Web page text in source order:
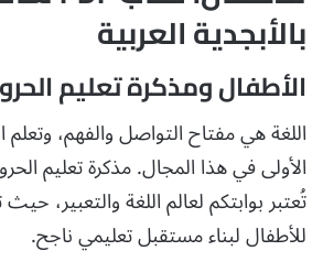
بالأبجدية العربية
الأطفال ومذكرة تعليم
اللغة هي مفتاح التواصل والفهم،
الأولى في هذا المجال. مذكرة تعليم
تُعتبر بوابتكم لعالم اللغة والتعبير،
للأطفال لبناء مستقبل تعليمي ناجح.